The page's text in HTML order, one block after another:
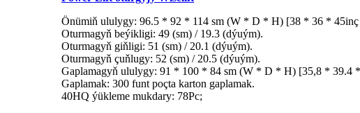
Önümiň ululygy: 96.5 * 92 * 114 sm (W * D * H) [38 * 36 *
Oturmagyň beýikligi: 49 (sm) / 19.3 (dýuým).
Oturmagyň giňligi: 51 (sm) / 20.1 (dýuým).
Oturmagyň çuňlugy: 52 (sm) / 20.5 (dýuým).
Gaplamagyň ululygy: 91 * 100 * 84 sm (W * D * H) [35,8 * 39.4
Gaplamak: 300 funt poçta karton gaplamak.
40HQ ýükleme mukdary: 78Pc;